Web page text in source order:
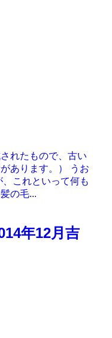
れたもので、古い
あります。） うお
これといって何も
の毛...
年12月吉